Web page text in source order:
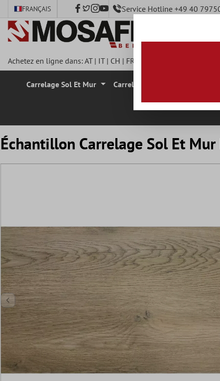
principal
FRANÇAIS Service Hotline +49 40
Achetez en ligne dans:AT| IT| CH | FR
Carrelage Sol Et Mur Carrelage Mural
Échantillon Carrelage Sol Et